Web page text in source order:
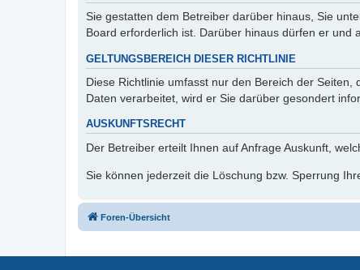
Sie gestatten dem Betreiber darüber hinaus, Sie
Board erforderlich ist. Darüber hinaus dürfen er und
GELTUNGSBEREICH DIESER RICHTLINIE
Diese Richtlinie umfasst nur den Bereich der
Daten verarbeitet, wird er Sie darüber gesondert
AUSKUNFTSRECHT
Der Betreiber erteilt Ihnen auf Anfrage Auskunft,
Sie können jederzeit die Löschung bzw. Sperrung
Foren-Übersicht